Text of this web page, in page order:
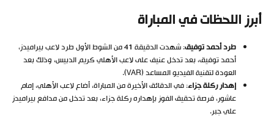
أبرز اللحظات في المباراة
طرد أحمد توفيق
: شهدت الدقيقة 41 من الشوط الأول طرد لاعب بيراميدز،
أحمد توفيق، بعد تدخل عنيف على لاعب الأهلي كريم الدبيس، وذلك بعد
العودة لتقنية الفيديو المساعد (VAR).
إهدار ركلة جزاء: في الدقائق الأخيرة من المباراة، أضاع لاعب الأهلي، إمام
عاشور، فرصة تحقيق الفوز بإهداره ركلة جزاء، بعد تدخل من مدافع بيراميدز
علي جبر.